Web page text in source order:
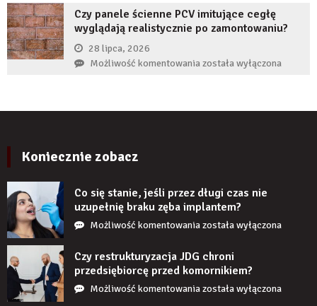
wiarygodność
produktu?
gdy
implant
zaczyna
Czy panele ścienne PCV imitujące cegłę
wyglądają realistycznie po zamontowaniu?
28 lipca, 2026
Możliwość komentowaniaCzy
zamontowaniu?
została wyłączona
Koniecznie zobacz
Co się stanie, jeśli przez długi czas nie
uzupełnię braku zęba implantem?
Możliwość komentowaniaCo
stanie,
jeśli
przez
została wyłączona
Czy restrukturyzacja JDG chroni
przedsiębiorcę przed komornikiem?
Możliwość komentowaniaCzy
została wyłączona